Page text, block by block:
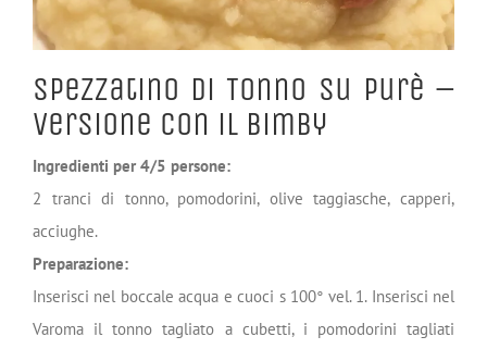
Spezzatino di Tonno su Purè –
Versione con il Bimby
Ingredienti per 4/5 persone:
2 tranci di tonno, pomodorini, olive taggiasche, capperi,
acciughe.
Preparazione:
Inserisci nel boccale acqua e cuoci s 100° vel. 1. Inserisci nel
Varoma il tonno tagliato a cubetti, i pomodorini tagliati